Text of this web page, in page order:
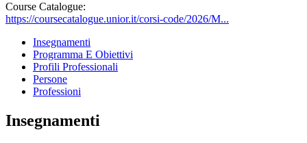
Course Catalogue:
https://coursecatalogue.unior.it/corsi-code/2026/M...
Insegnamenti
Programma E Obiettivi
Profili Professionali
Persone
Professioni
Insegnamenti